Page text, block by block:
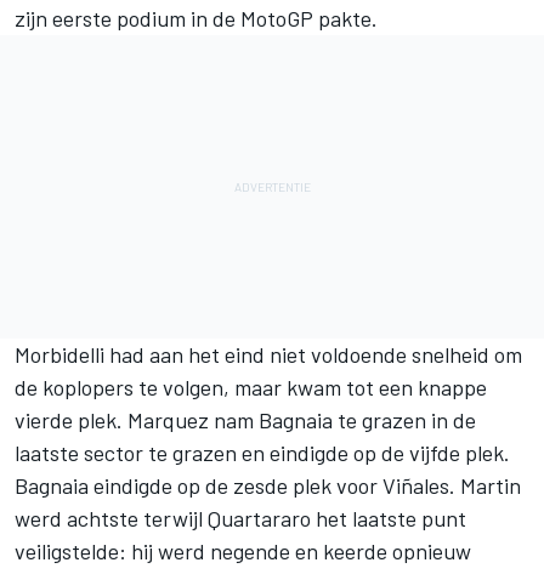
zijn eerste podium in de MotoGP pakte.
Morbidelli had aan het eind niet voldoende snelheid om
de koplopers te volgen, maar kwam tot een knappe
vierde plek. Marquez nam Bagnaia te grazen in de
laatste sector te grazen en eindigde op de vijfde plek.
Bagnaia eindigde op de zesde plek voor Viñales. Martin
werd achtste terwijl Quartararo het laatste punt
veiligstelde: hij werd negende en keerde opnieuw